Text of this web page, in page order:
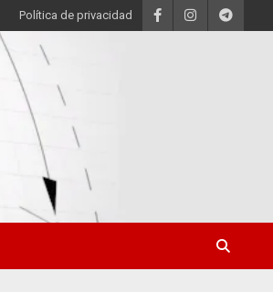
Política de privacidad